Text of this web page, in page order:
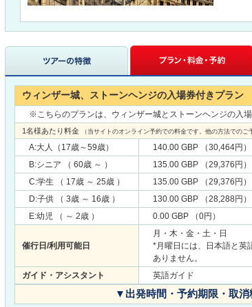
ウィンザー城、ストーンヘンジの入場券付きプラン
※こちらのプランは、ウィンザー城とストーンヘンジの入場
1名様あたり料金 （当サイトのオンライン予約での料金です。他の方法でのご
A:大人（17歳～59歳）
140.00 GBP （30,464円）
B:シニア （ 60歳 ～ ）
135.00 GBP （29,376円）
C:学生 （ 17歳 ～ 25歳 ）
135.00 GBP （29,376円）
D:子供 （ 3歳 ～ 16歳 ）
130.00 GBP （28,288円）
E:幼児 （ ～ 2歳 ）
0.00 GBP （0円）
催行日/利用可能日
月・木・金・土・日
*月曜日には、日本語と英
ありません。
ガイド・アシスタント
英語ガイド
▼出発時間・予約期限・取